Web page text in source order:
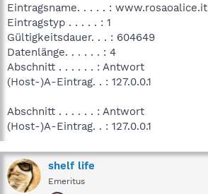
Eintragsname. . . . . : www.rosaoalice.it
Eintragstyp . . . . . : 1
Gültigkeitsdauer. . . : 604649
Datenlänge. . . . . . : 4
Abschnitt . . . . . . : Antwort
(Host-)A-Eintrag. . : 127.0.0.1
Abschnitt . . . . . . : Antwort
(Host-)A-Eintrag. . : 127.0.0.1
shelf life
Emeritus